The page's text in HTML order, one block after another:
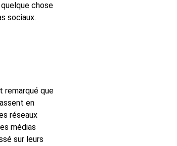
chose
sociaux.
remarqué que
en
réseaux
médias
sur leurs